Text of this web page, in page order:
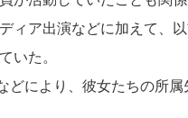
ィア出演などに加えて、
いた。
どにより、彼女たちの所